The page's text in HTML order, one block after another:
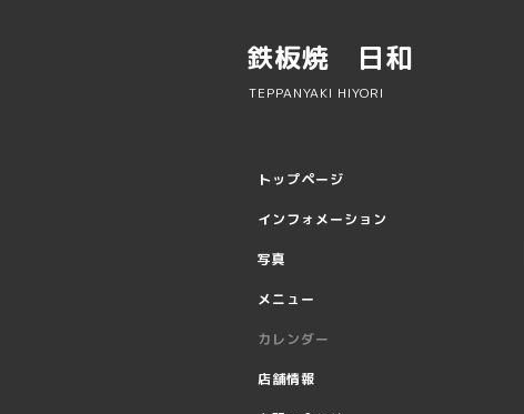
鉄板焼 日和
TEPPANYAKI HIYORI
トップページ
インフォメーション
写真
メニュー
カレンダー
店舗情報